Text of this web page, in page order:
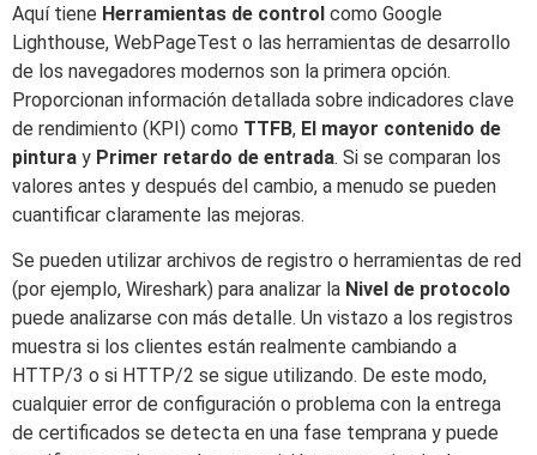
Aquí tiene Herramientas de control como Google
Lighthouse, WebPageTest o las herramientas de desarrollo
de los navegadores modernos son la primera opción.
Proporcionan información detallada sobre indicadores clave
de rendimiento (KPI) como TTFB, El mayor contenido de
pintura y Primer retardo de entrada. Si se comparan los
valores antes y después del cambio, a menudo se pueden
cuantificar claramente las mejoras.
Se pueden utilizar archivos de registro o herramientas de red
(por ejemplo, Wireshark) para analizar la Nivel de protocolo
puede analizarse con más detalle. Un vistazo a los registros
muestra si los clientes están realmente cambiando a
HTTP/3 o si HTTP/2 se sigue utilizando. De este modo,
cualquier error de configuración o problema con la entrega
de certificados se detecta en una fase temprana y puede